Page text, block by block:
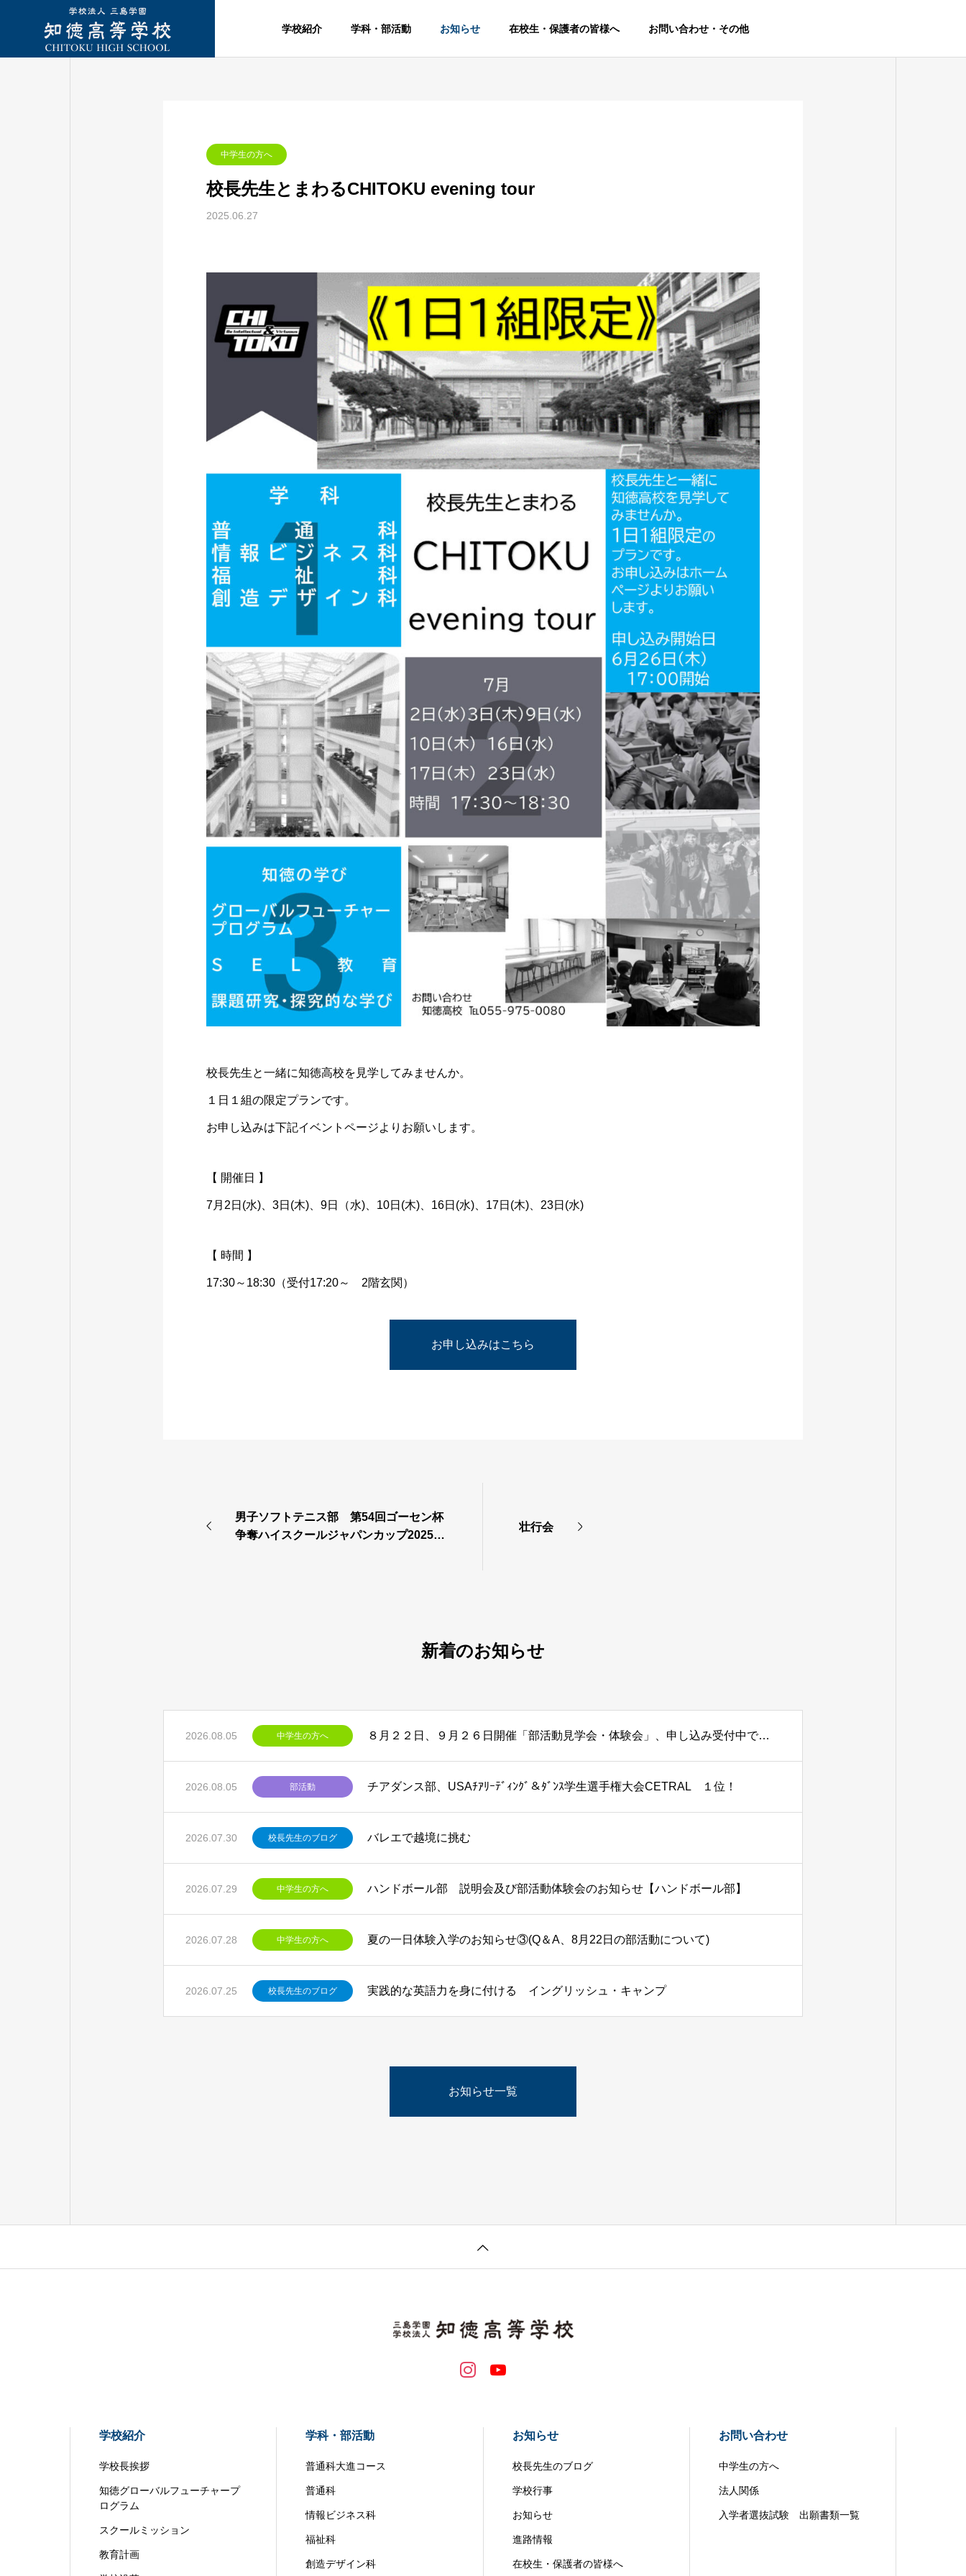
学校紹介 学科・部活動 お知らせ 在校生・保護者の皆様へ お問い合わせ・その他
中学生の方へ
校長先生とまわるCHITOKU evening tour
2025.06.27
校長先生と一緒に知徳高校を見学してみませんか。
１日１組の限定プランです。
お申し込みは下記イベントページよりお願いします。
【 開催日 】
7月2日(水)、3日(木)、9日（水)、10日(木)、16日(水)、17日(木)、23日(水)
【 時間 】
17:30～18:30（受付17:20～ 2階玄関）
お申し込みはこちら
男子ソフトテニス部 第54回ゴーセン杯
争奪ハイスクールジャパンカップ2025出
壮行会
新着のお知らせ
2026.08.05 中学生の方へ ８月２２日、９月２６日開催「部活動見学会・体験会」、申し込み受付中です。
2026.08.05 部活動 チアダンス部、USAﾁｱﾘｰﾃﾞｨﾝｸﾞ＆ﾀﾞﾝｽ学生選手権大会CETRAL １位！
2026.07.30 校長先生のブログ バレエで越境に挑む
2026.07.29 中学生の方へ ハンドボール部 説明会及び部活動体験会のお知らせ【ハンドボール部】
2026.07.28 中学生の方へ 夏の一日体験入学のお知らせ③(Q＆A、8月22日の部活動について)
2026.07.25 校長先生のブログ 実践的な英語力を身に付ける イングリッシュ・キャンプ
お知らせ一覧
学校紹介
学校長挨拶
知徳グローバルフューチャープ
ログラム
スクールミッション
教育計画
学科・部活動
普通科大進コース
普通科
情報ビジネス科
福祉科
創造デザイン科
お知らせ
校長先生のブログ
学校行事
お知らせ
進路情報
在校生・保護者の皆様へ
お問い合わせ
中学生の方へ
法人関係
入学者選抜試験 出願書類一覧